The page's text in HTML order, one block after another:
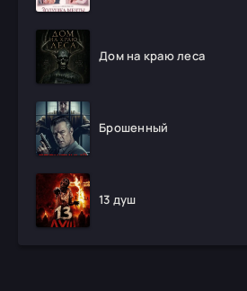
Дом на краю леса
Брошенный
13 душ